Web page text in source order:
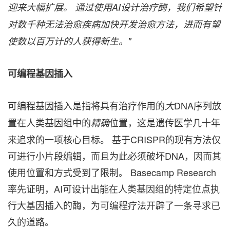
迎来大幅扩展。 通过使用AI设计治疗酶，我们希望针
对数千种无法治愈疾病加快开发治愈方法， 进而有望
使数以百万计的人获得新生。"
可编程基因插入
可编程基因插入是指将具有治疗作用的大DNA序列放
置在人类基因组中的精确位置，这是遗传医学几十年
来追求的一项核心目标。 基于CRISPR的现有方法仅
可进行小片段编辑，而且为此必须破坏DNA，因而其
使用位置和方式受到了限制。 Basecamp Research
率先证明，AI可设计出能在人类基因组的特定位点执
行大基因插入的酶，为可编程疗法开辟了一条寻求已
久的道路。